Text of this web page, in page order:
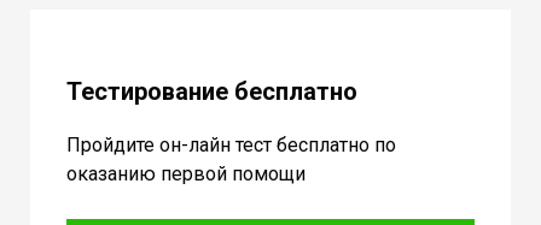
Тестирование бесплатно
Пройдите он-лайн тест бесплатно по
оказанию первой помощи